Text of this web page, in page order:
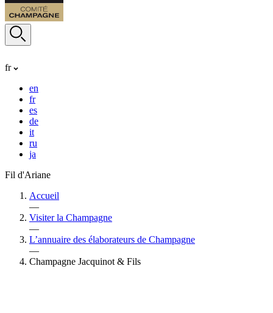
fr
en
fr
es
de
it
ru
ja
Fil d'Ariane
Accueil
—
Visiter la Champagne
—
L’annuaire des élaborateurs de Champagne
—
Champagne Jacquinot & Fils